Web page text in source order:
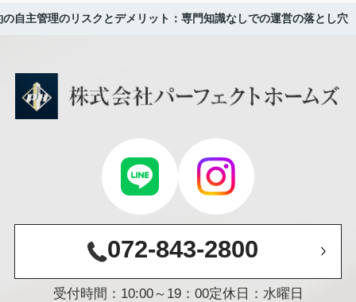
の自主管理のリスクとデメリット：専門知識なしでの運営の落とし穴
072-843-2800
受付時間：10:00～19：00定休日：水曜日